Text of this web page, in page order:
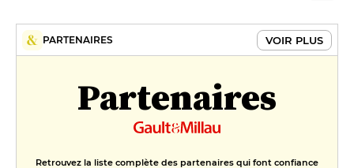
PARTENAIRES VOIR PLUS
Partenaires
Retrouvez la liste complète des partenaires qui font confiance